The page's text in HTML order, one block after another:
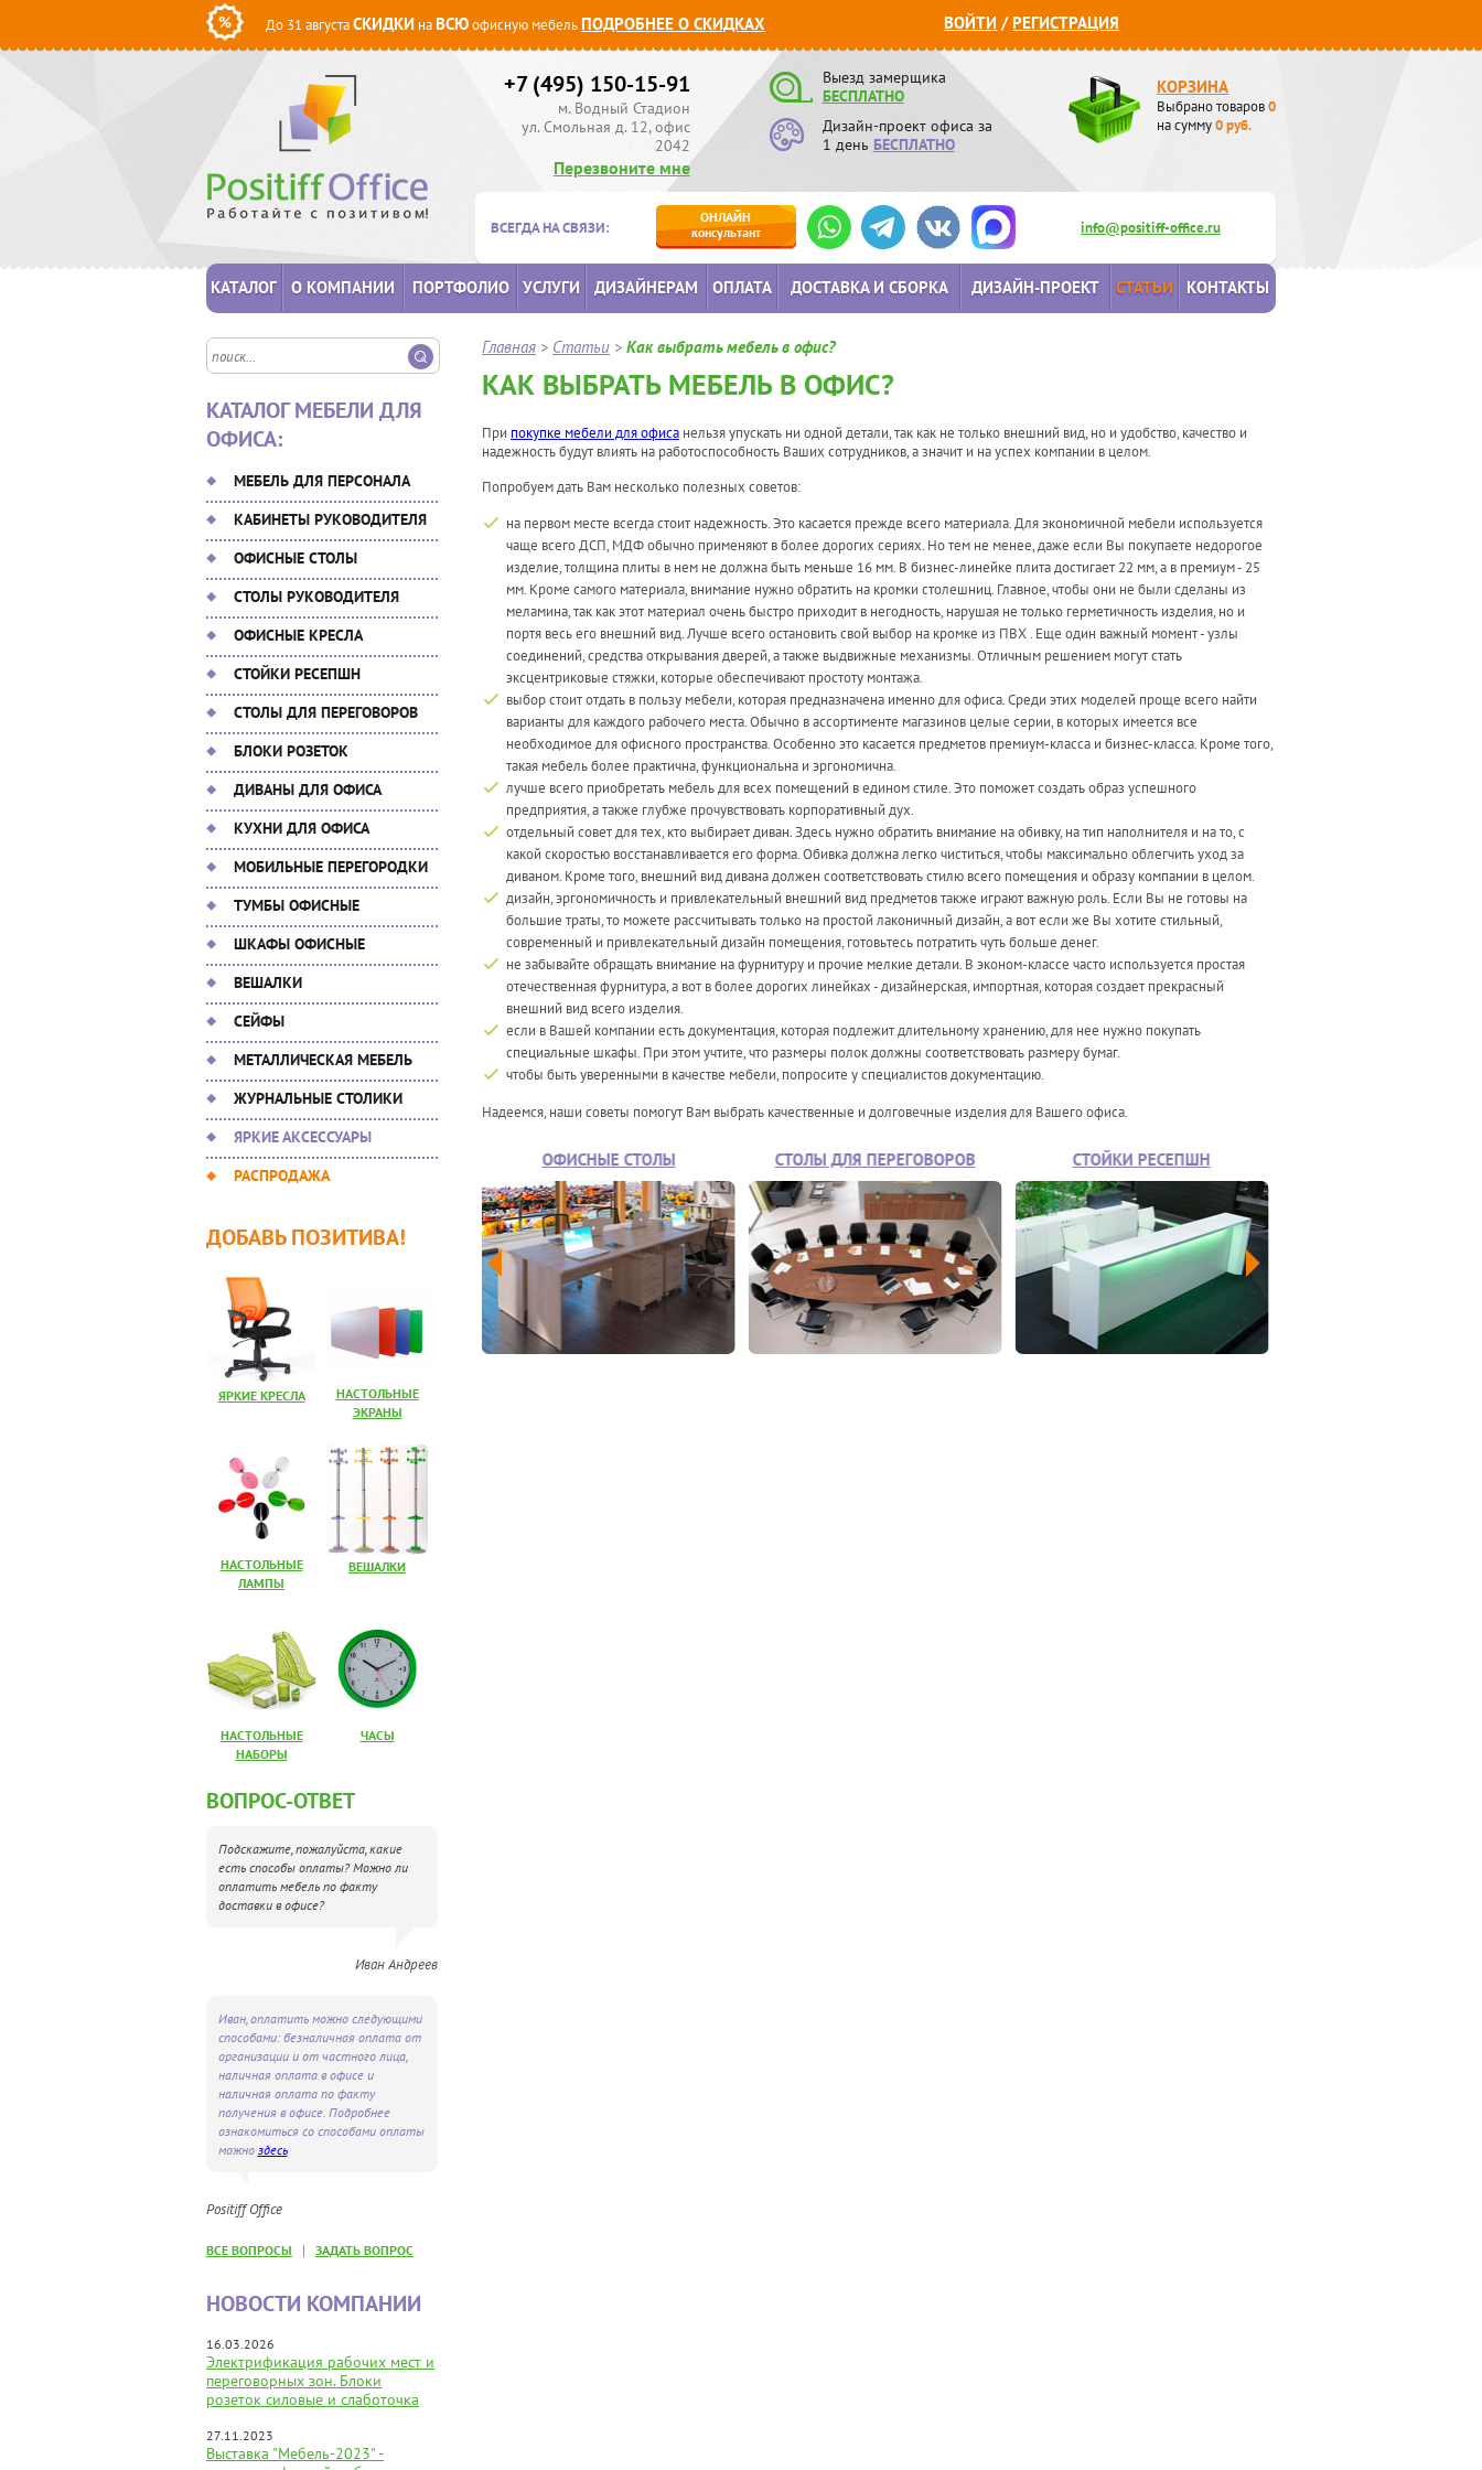
До 31 августаСКИДКИ наВСЮофисную мебельПОДРОБНЕЕ О СКИДКАХ ВОЙТИ /РЕГИСТРАЦИЯ
+7 (495) 150-15-91
м. Водный Стадион
ул. Смольная д. 12, офис
2042
Перезвоните мне
Выезд замерщика
БЕСПЛАТНО
Дизайн-проект офиса за
1 день БЕСПЛАТНО
КОРЗИНА
Выбрано товаров0
на сумму0руб.
ВСЕГДА НА СВЯЗИ:
ОНЛАЙН
консультант
info@positiff-office.ru
КАТАЛОГ О КОМПАНИИ ПОРТФОЛИО УСЛУГИ ДИЗАЙНЕРАМ ОПЛАТА ДОСТАВКА И СБОРКА ДИЗАЙН-ПРОЕКТ СТАТЬИ КОНТАКТЫ
КАТАЛОГ МЕБЕЛИ ДЛЯ
ОФИСА:
МЕБЕЛЬ ДЛЯ ПЕРСОНАЛА
КАБИНЕТЫ РУКОВОДИТЕЛЯ
ОФИСНЫЕ СТОЛЫ
СТОЛЫ РУКОВОДИТЕЛЯ
ОФИСНЫЕ КРЕСЛА
СТОЙКИ РЕСЕПШН
СТОЛЫ ДЛЯ ПЕРЕГОВОРОВ
БЛОКИ РОЗЕТОК
ДИВАНЫ ДЛЯ ОФИСА
КУХНИ ДЛЯ ОФИСА
МОБИЛЬНЫЕ ПЕРЕГОРОДКИ
ТУМБЫ ОФИСНЫЕ
ШКАФЫ ОФИСНЫЕ
ВЕШАЛКИ
СЕЙФЫ
МЕТАЛЛИЧЕСКАЯ МЕБЕЛЬ
ЖУРНАЛЬНЫЕ СТОЛИКИ
ЯРКИЕ АКСЕССУАРЫ
РАСПРОДАЖА
ДОБАВЬ ПОЗИТИВА!
ЯРКИЕ КРЕСЛА
НАСТОЛЬНЫЕ
ЭКРАНЫ
НАСТОЛЬНЫЕ
ЛАМПЫ
ВЕШАЛКИ
НАСТОЛЬНЫЕ
НАБОРЫ
ЧАСЫ
ВОПРОС-ОТВЕТ
Подскажите, пожалуйста, какие
есть способы оплаты? Можно ли
оплатить мебель по факту
доставки в офисе?
Иван Андреев
Иван, оплатить можно следующими
способами: безналичная оплата от
организации и от частного лица,
наличная оплата в офисе и
наличная оплата по факту
получения в офисе. Подробнее
ознакомиться со способами оплаты
можно здесь
Positiff Office
ВСЕ ВОПРОСЫ | ЗАДАТЬ ВОПРОС
НОВОСТИ КОМПАНИИ
16.03.2026
Электрификация рабочих мест и
переговорных зон. Блоки
розеток силовые и слаботочка
27.11.2023
Выставка "Мебель-2023" -
Главная > Статьи > Как выбрать мебель в офис?
КАК ВЫБРАТЬ МЕБЕЛЬ В ОФИС?
При покупке мебели для офиса нельзя упускать ни одной детали, так как не только внешний вид, но и удобство, качество и
надежность будут влиять на работоспособность Ваших сотрудников, а значит и на успех компании в целом.
Попробуем дать Вам несколько полезных советов:
на первом месте всегда стоит надежность. Это касается прежде всего материала. Для экономичной мебели используется
чаще всего ДСП, МДФ обычно применяют в более дорогих сериях. Но тем не менее, даже если Вы покупаете недорогое
изделие, толщина плиты в нем не должна быть меньше 16 мм. В бизнес-линейке плита достигает 22 мм, а в премиум - 25
мм. Кроме самого материала, внимание нужно обратить на кромки столешниц. Главное, чтобы они не были сделаны из
меламина, так как этот материал очень быстро приходит в негодность, нарушая не только герметичность изделия, но и
портя весь его внешний вид. Лучше всего остановить свой выбор на кромке из ПВХ . Еще один важный момент - узлы
соединений, средства открывания дверей, а также выдвижные механизмы. Отличным решением могут стать
эксцентриковые стяжки, которые обеспечивают простоту монтажа.
выбор стоит отдать в пользу мебели, которая предназначена именно для офиса. Среди этих моделей проще всего найти
варианты для каждого рабочего места. Обычно в ассортименте магазинов целые серии, в которых имеется все
необходимое для офисного пространства. Особенно это касается предметов премиум-класса и бизнес-класса. Кроме того,
такая мебель более практична, функциональна и эргономична.
лучше всего приобретать мебель для всех помещений в едином стиле. Это поможет создать образ успешного
предприятия, а также глубже прочувствовать корпоративный дух.
отдельный совет для тех, кто выбирает диван. Здесь нужно обратить внимание на обивку, на тип наполнителя и на то, с
какой скоростью восстанавливается его форма. Обивка должна легко чиститься, чтобы максимально облегчить уход за
диваном. Кроме того, внешний вид дивана должен соответствовать стилю всего помещения и образу компании в целом.
дизайн, эргономичность и привлекательный внешний вид предметов также играют важную роль. Если Вы не готовы на
большие траты, то можете рассчитывать только на простой лаконичный дизайн, а вот если же Вы хотите стильный,
современный и привлекательный дизайн помещения, готовьтесь потратить чуть больше денег.
не забывайте обращать внимание на фурнитуру и прочие мелкие детали. В эконом-классе часто используется простая
отечественная фурнитура, а вот в более дорогих линейках - дизайнерская, импортная, которая создает прекрасный
внешний вид всего изделия.
если в Вашей компании есть документация, которая подлежит длительному хранению, для нее нужно покупать
специальные шкафы. При этом учтите, что размеры полок должны соответствовать размеру бумаг.
чтобы быть уверенными в качестве мебели, попросите у специалистов документацию.
Надеемся, наши советы помогут Вам выбрать качественные и долговечные изделия для Вашего офиса.
МЕБЕЛЬ ДЛЯ ПЕРСОНАЛА ОФИСНЫЕ СТОЛЫ СТОЛЫ ДЛЯ ПЕРЕГОВОРОВ СТОЙКИ РЕСЕПШН